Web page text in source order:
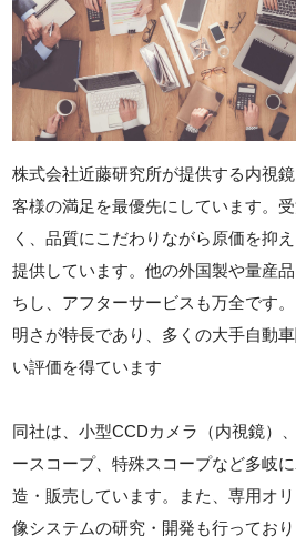
株式会社近藤研究所が提供する内視
客様の満足を最優先にしています。
く、品質にこだわりながら原価を抑
提供しています。他の外国製や量産
ちし、アフターサービスも万全です
明さが特長であり、多くの大手自動
い評価を得ています
同社は、小型CCDカメラ（内視鏡）
ースコープ、特殊スコープなど多岐
造・販売しています。また、専用オ
像システムの研究・開発も行ってお